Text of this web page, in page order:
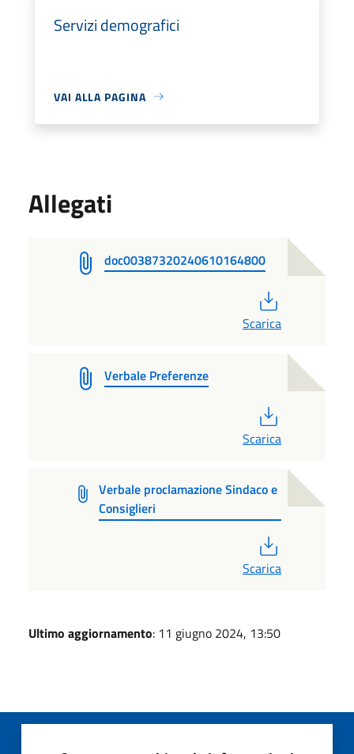
Servizi demografici
VAI ALLA PAGINA
Allegati
doc00387320240610164800
Scarica
Verbale Preferenze
Scarica
Verbale proclamazione Sindaco e
Consiglieri
Scarica
Ultimo aggiornamento: 11 giugno 2024, 13:50